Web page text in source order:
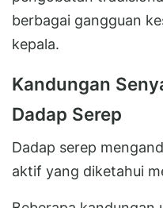
berbagai gangguan
kepala.
Kandungan
Dadap Serep
Dadap serep
aktif yang diketahui